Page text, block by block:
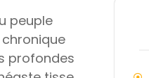
peuple
profondes